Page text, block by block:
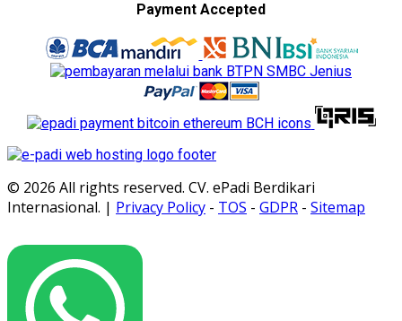
Payment Accepted
© 2026 All rights reserved. CV. ePadi Berdikari
Internasional. | Privacy Policy - TOS - GDPR - Sitemap